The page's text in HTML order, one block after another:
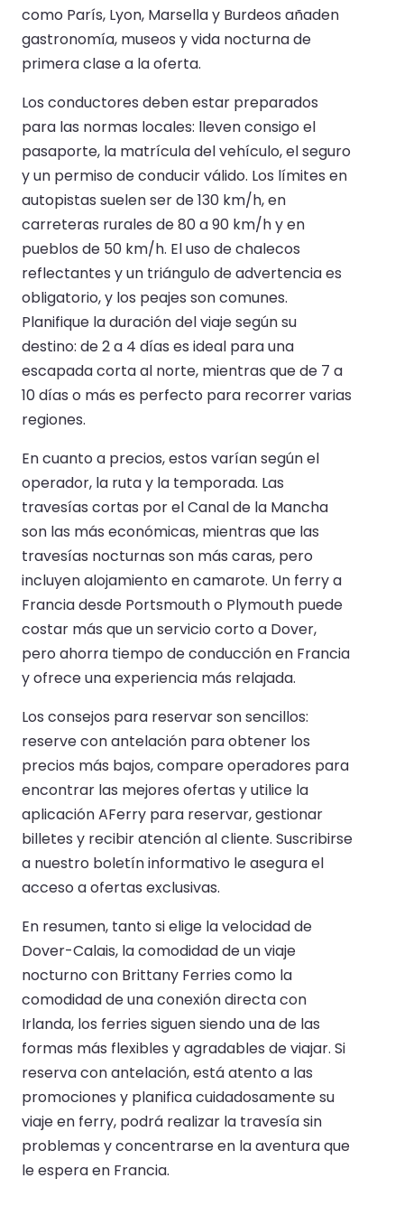
como París, Lyon, Marsella y Burdeos añaden
gastronomía, museos y vida nocturna de
primera clase a la oferta.
Los conductores deben estar preparados
para las normas locales: lleven consigo el
pasaporte, la matrícula del vehículo, el seguro
y un permiso de conducir válido. Los límites en
autopistas suelen ser de 130 km/h, en
carreteras rurales de 80 a 90 km/h y en
pueblos de 50 km/h. El uso de chalecos
reflectantes y un triángulo de advertencia es
obligatorio, y los peajes son comunes.
Planifique la duración del viaje según su
destino: de 2 a 4 días es ideal para una
escapada corta al norte, mientras que de 7 a
10 días o más es perfecto para recorrer varias
regiones.
En cuanto a precios, estos varían según el
operador, la ruta y la temporada. Las
travesías cortas por el Canal de la Mancha
son las más económicas, mientras que las
travesías nocturnas son más caras, pero
incluyen alojamiento en camarote. Un ferry a
Francia desde Portsmouth o Plymouth puede
costar más que un servicio corto a Dover,
pero ahorra tiempo de conducción en Francia
y ofrece una experiencia más relajada.
Los consejos para reservar son sencillos:
reserve con antelación para obtener los
precios más bajos, compare operadores para
encontrar las mejores ofertas y utilice la
aplicación AFerry para reservar, gestionar
billetes y recibir atención al cliente. Suscribirse
a nuestro boletín informativo le asegura el
acceso a ofertas exclusivas.
En resumen, tanto si elige la velocidad de
Dover-Calais, la comodidad de un viaje
nocturno con Brittany Ferries como la
comodidad de una conexión directa con
Irlanda, los ferries siguen siendo una de las
formas más flexibles y agradables de viajar. Si
reserva con antelación, está atento a las
promociones y planifica cuidadosamente su
viaje en ferry, podrá realizar la travesía sin
problemas y concentrarse en la aventura que
le espera en Francia.